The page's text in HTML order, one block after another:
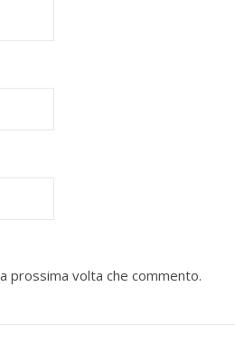
prossima volta che commento.